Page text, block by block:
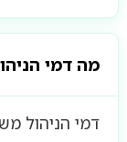
מה דמי
דמי הניהול